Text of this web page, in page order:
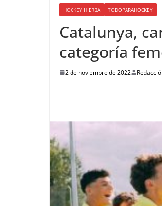
HOCKEY HIERBA TODOPARAHOCKEY
Catalunya,
categoría
2 de noviembre de 2022